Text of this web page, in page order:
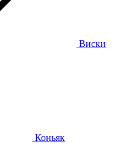
Виски
Коньяк